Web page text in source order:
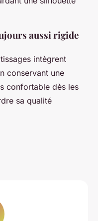
aussi rigide
intègrent
conservant une
confortable dès les
sa qualité